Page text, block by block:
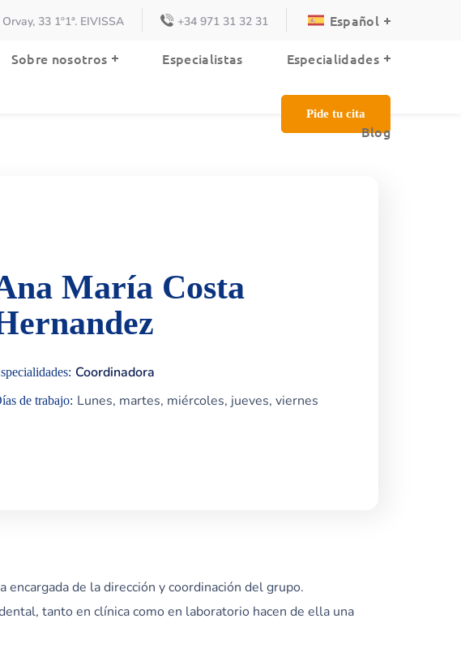
33 1º1ª. EIVISSA +34 971 31 32 31 Español
Sobre nosotros Especialistas Especialidades
Blog
Pide tu cita
Blog
María Costa
Coordinadora
de trabajo: Lunes, martes, miércoles, jueves, viernes
de la dirección y coordinación del grupo.
tanto en clínica como en laboratorio hacen de ella una